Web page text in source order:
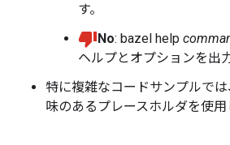
す。
No: bazel help
ヘルプとオプションを出
特に複雑なコードサンプルで
味のあるプレースホルダを使用